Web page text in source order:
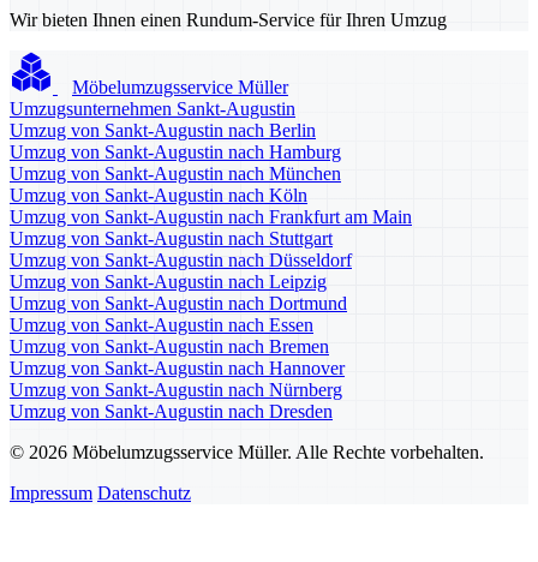
Wir bieten Ihnen einen Rundum-Service für Ihren Umzug
Möbelumzugsservice Müller
Umzugsunternehmen Sankt-Augustin
Umzug von Sankt-Augustin nach Berlin
Umzug von Sankt-Augustin nach Hamburg
Umzug von Sankt-Augustin nach München
Umzug von Sankt-Augustin nach Köln
Umzug von Sankt-Augustin nach Frankfurt am Main
Umzug von Sankt-Augustin nach Stuttgart
Umzug von Sankt-Augustin nach Düsseldorf
Umzug von Sankt-Augustin nach Leipzig
Umzug von Sankt-Augustin nach Dortmund
Umzug von Sankt-Augustin nach Essen
Umzug von Sankt-Augustin nach Bremen
Umzug von Sankt-Augustin nach Hannover
Umzug von Sankt-Augustin nach Nürnberg
Umzug von Sankt-Augustin nach Dresden
© 2026 Möbelumzugsservice Müller. Alle Rechte vorbehalten.
Impressum Datenschutz